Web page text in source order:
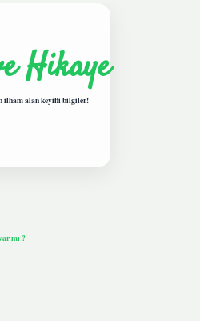
Hikaye
ilham alan keyifli bilgiler!
mı ?